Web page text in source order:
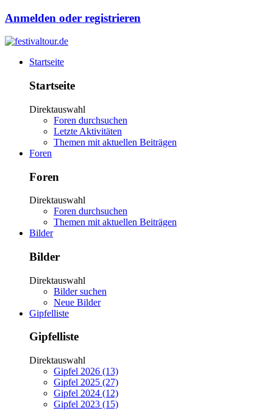
Anmelden oder registrieren
Startseite
Startseite
Direktauswahl
Foren durchsuchen
Letzte Aktivitäten
Themen mit aktuellen Beiträgen
Foren
Foren
Direktauswahl
Foren durchsuchen
Themen mit aktuellen Beiträgen
Bilder
Bilder
Direktauswahl
Bilder suchen
Neue Bilder
Gipfelliste
Gipfelliste
Direktauswahl
Gipfel 2026 (13)
Gipfel 2025 (27)
Gipfel 2024 (12)
Gipfel 2023 (15)